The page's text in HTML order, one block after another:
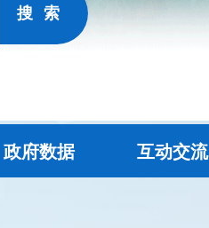
政府数据 互动交流